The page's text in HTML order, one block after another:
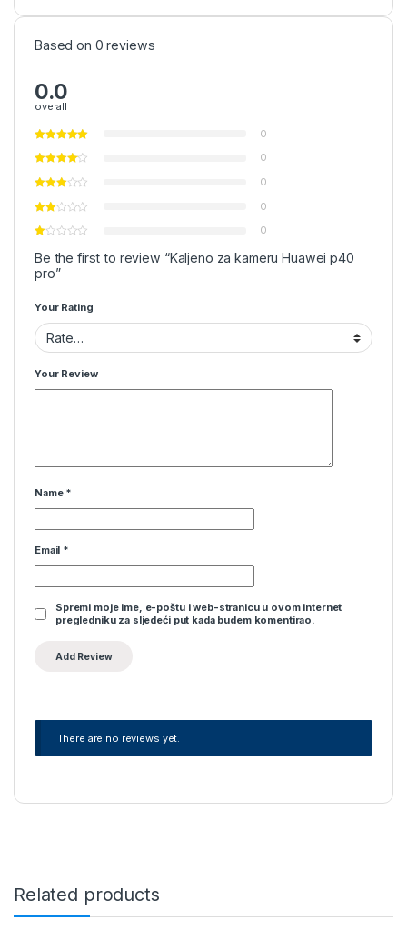
Based on 0 reviews
0.0
overall
0
0
0
0
0
Be the first to review “Kaljeno za kameru Huawei p40
pro”
Your Rating
Your Review
Name *
Email *
Spremi moje ime, e-poštu i web-stranicu u ovom internet
pregledniku za sljedeći put kada budem komentirao.
There are no reviews yet.
Related products